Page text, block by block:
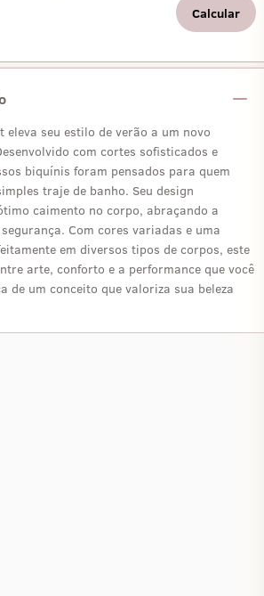
Calcular
eleva seu estilo de verão a um novo
com cortes sofisticados e
biquínis foram pensados para quem
traje de banho. Seu design
caimento no corpo, abraçando a
Com cores variadas e uma
em diversos tipos de corpos, este
arte, conforto e a performance que você
de um conceito que valoriza sua beleza